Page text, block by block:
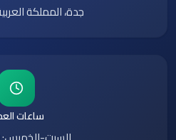
جدة، المملكة
ساعات